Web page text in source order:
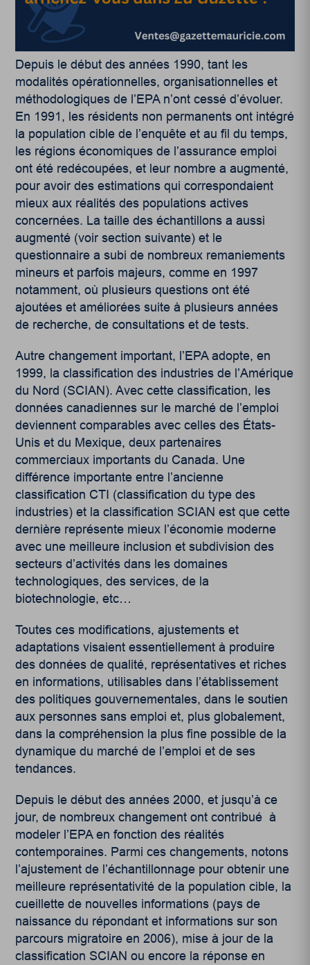
Depuis le début des années 1990, tant les
modalités opérationnelles, organisationnelles et
méthodologiques de l’EPA n’ont cessé d’évoluer.
En 1991, les résidents non permanents ont intégré
la population cible de l’enquête et au fil du temps,
les régions économiques de l’assurance emploi
ont été redécoupées, et leur nombre a augmenté,
pour avoir des estimations qui correspondaient
mieux aux réalités des populations actives
concernées. La taille des échantillons a aussi
augmenté (voir section suivante) et le
questionnaire a subi de nombreux remaniements
mineurs et parfois majeurs, comme en 1997
notamment, où plusieurs questions ont été
ajoutées et améliorées suite à plusieurs années
de recherche, de consultations et de tests.
Autre changement important, l’EPA adopte, en
1999, la classification des industries de l’Amérique
du Nord (SCIAN). Avec cette classification, les
données canadiennes sur le marché de l’emploi
deviennent comparables avec celles des États-
Unis et du Mexique, deux partenaires
commerciaux importants du Canada. Une
différence importante entre l’ancienne
classification CTI (classification du type des
industries) et la classification SCIAN est que cette
dernière représente mieux l’économie moderne
avec une meilleure inclusion et subdivision des
secteurs d’activités dans les domaines
technologiques, des services, de la
biotechnologie, etc…
Toutes ces modifications, ajustements et
adaptations visaient essentiellement à produire
des données de qualité, représentatives et riches
en informations, utilisables dans l’établissement
des politiques gouvernementales, dans le soutien
aux personnes sans emploi et, plus globalement,
dans la compréhension la plus fine possible de la
dynamique du marché de l’emploi et de ses
tendances.
Depuis le début des années 2000, et jusqu’à ce
jour, de nombreux changement ont contribué à
modeler l’EPA en fonction des réalités
contemporaines. Parmi ces changements, notons
l’ajustement de l’échantillonnage pour obtenir une
meilleure représentativité de la population cible, la
cueillette de nouvelles informations (pays de
naissance du répondant et informations sur son
parcours migratoire en 2006), mise à jour de la
classification SCIAN ou encore la réponse en